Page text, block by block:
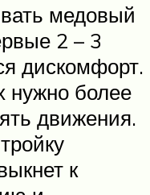
медовый
2 – 3
дискомфорт.
нужно более
движения.
к